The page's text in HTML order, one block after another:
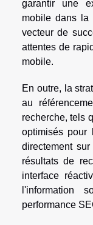
garantir une
mobile dans la
vecteur de
attentes de
mobile.
En outre, la
au
recherche, tels
optimisés pour
directement
résultats de
interface
l'information
performance